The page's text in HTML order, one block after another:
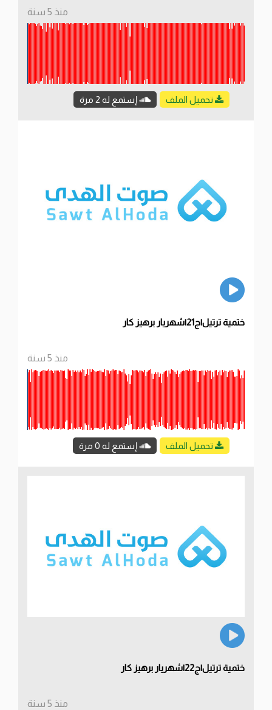
منذ 5 سنة
تحميل الملف إستمع له 2 مرة
ختمية ترتيل|ج21|شهريار برهيز كار
منذ 5 سنة
تحميل الملف إستمع له 0 مرة
ختمية ترتيل|ج22|شهريار برهيز كار
منذ 5 سنة